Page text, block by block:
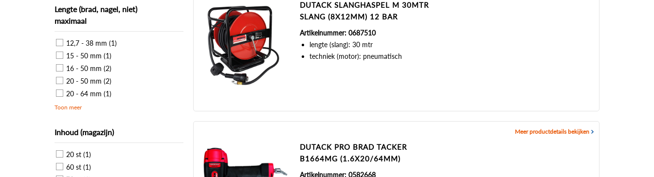
Lengte (brad, nagel, niet)
maximaal
12,7 - 38 mm (1)
15 - 50 mm (1)
16 - 50 mm (2)
20 - 50 mm (2)
20 - 64 mm (1)
Toon meer
Inhoud (magazijn)
20 st (1)
60 st (1)
DUTACK SLANGHASPEL M 30MTR
SLANG (8X12MM) 12 BAR
Artikelnummer: 0687510
lengte (slang): 30 mtr
techniek (motor): pneumatisch
DUTACK PRO BRAD TACKER
B1664MG (1.6X20/64MM)
Artikelnummer: 0582668
Meer productdetails bekijken